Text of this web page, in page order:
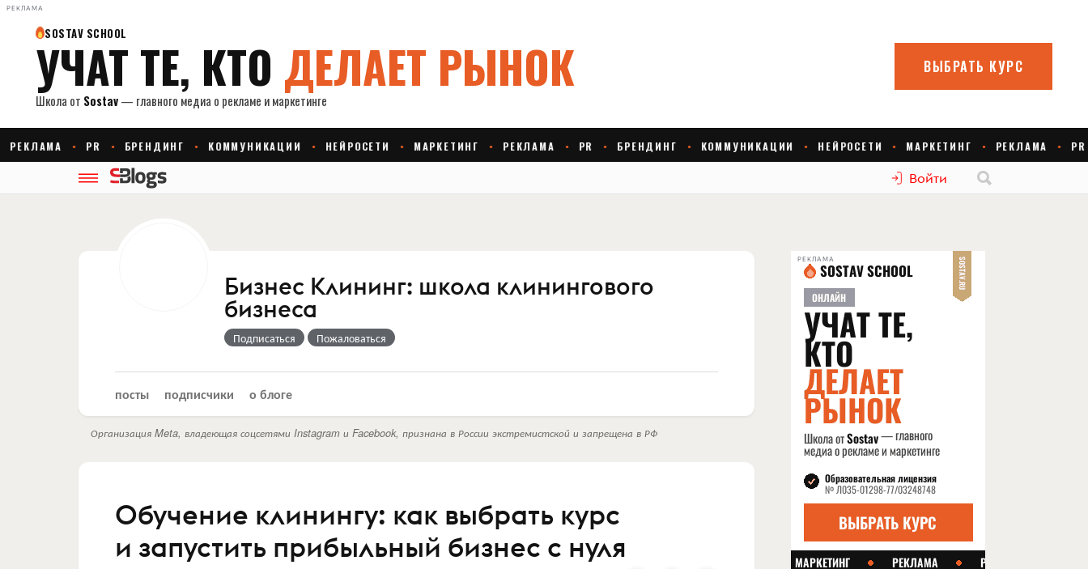
РЕКЛАМА
Войти
Бизнес Клининг: школа клинингового
бизнеса
Подписаться Пожаловаться
посты подписчики о блоге
Организация Meta, владеющая соцсетями Instagram и Facebook, признана в России экстремистской и запрещена в РФ
Обучение клинингу: как выбрать курс
и запустить прибыльный бизнес с нуля
РЕКЛАМА